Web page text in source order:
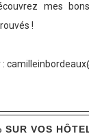
mes
!
SUR VOS